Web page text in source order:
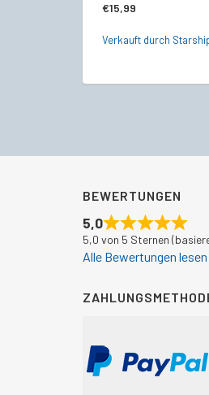
€15,99
Verkauft durch
BEWERTUNGEN
5,0
5,0 von 5 Sternen
Alle Bewertungen lesen